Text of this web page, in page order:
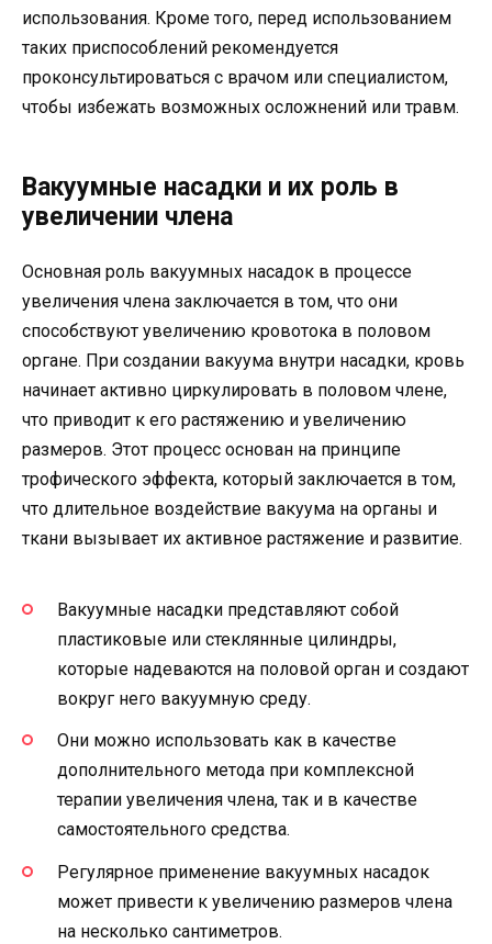
использования. Кроме того, перед использованием
таких приспособлений рекомендуется
проконсультироваться с врачом или специалистом,
чтобы избежать возможных осложнений или травм.
Вакуумные насадки и их роль в
увеличении члена
Основная роль вакуумных насадок в процессе
увеличения члена заключается в том, что они
способствуют увеличению кровотока в половом
органе. При создании вакуума внутри насадки, кровь
начинает активно циркулировать в половом члене,
что приводит к его растяжению и увеличению
размеров. Этот процесс основан на принципе
трофического эффекта, который заключается в том,
что длительное воздействие вакуума на органы и
ткани вызывает их активное растяжение и развитие.
Вакуумные насадки представляют собой
пластиковые или стеклянные цилиндры,
которые надеваются на половой орган и создают
вокруг него вакуумную среду.
Они можно использовать как в качестве
дополнительного метода при комплексной
терапии увеличения члена, так и в качестве
самостоятельного средства.
Регулярное применение вакуумных насадок
может привести к увеличению размеров члена
на несколько сантиметров.